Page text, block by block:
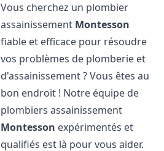
Vous cherchez un plombier
assainissement Montesson
fiable et efficace pour résoudre
vos problèmes de plomberie et
d'assainissement ? Vous êtes au
bon endroit ! Notre équipe de
plombiers assainissement
Montesson expérimentés et
qualifiés est là pour vous aider.